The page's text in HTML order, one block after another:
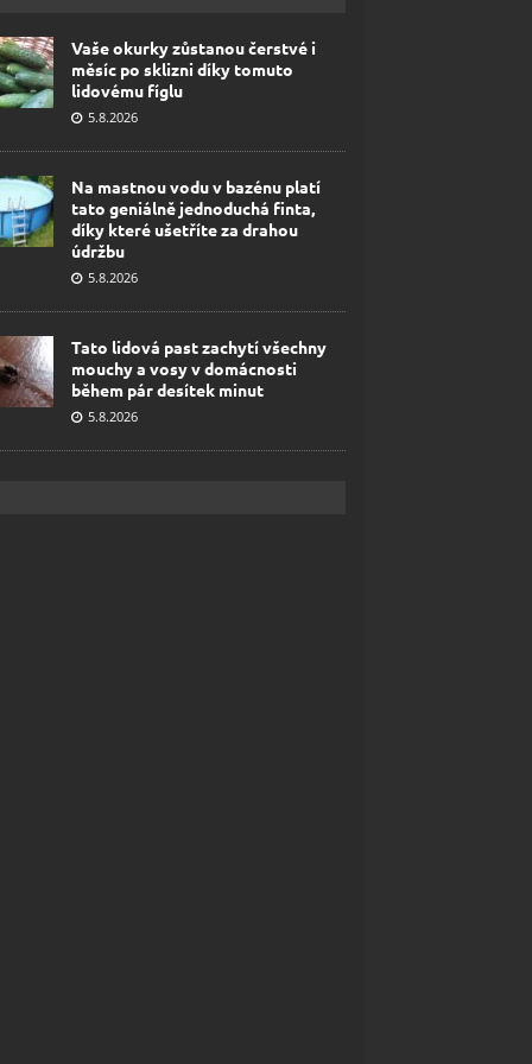
Vaše okurky zůstanou čerstvé i
měsíc po sklizni díky tomuto
lidovému fíglu
5.8.2026
Na mastnou vodu v bazénu platí
tato geniálně jednoduchá finta,
díky které ušetříte za drahou
údržbu
5.8.2026
Tato lidová past zachytí všechny
mouchy a vosy v domácnosti
během pár desítek minut
5.8.2026